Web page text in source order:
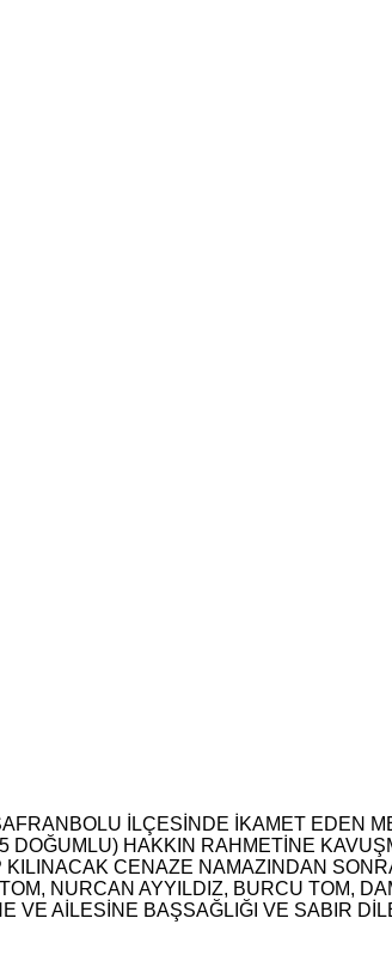
İLÇESİNDE İKAMET EDEN
DOĞUMLU) HAKKIN RAHMETİNE
CENAZE NAMAZINDAN
NURCAN AYYILDIZ, BURCU TOM,
VE AİLESİNE BAŞSAĞLIĞI VE SABIR